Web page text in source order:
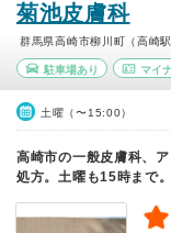
菊池皮膚科
群馬県高崎市柳川町（高崎
駐車場あり マイ
土曜（〜15:00）
高崎市の一般皮膚科、
処方。土曜も15時まで